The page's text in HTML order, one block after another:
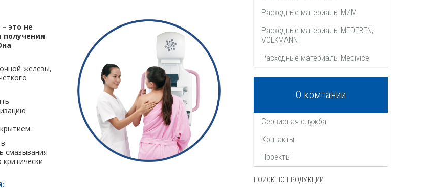
это не
получения
железы,
смазывания
Расходные материалы МИМ
Расходные материалы MEDEREN,
VOLKMANN
Расходные материалы Medivice
О компании
Сервисная служба
Контакты
Проекты
ПОИСК ПО ПРОДУКЦИИ